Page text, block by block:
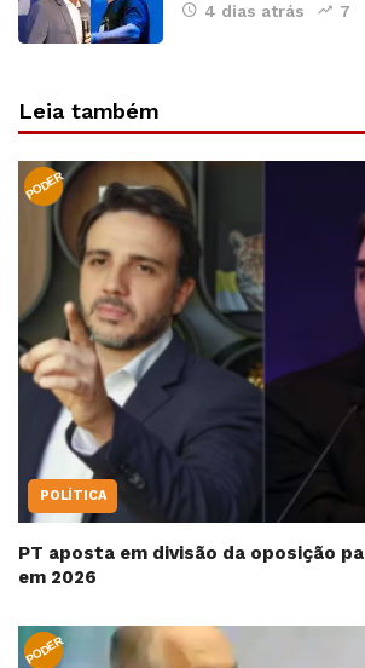
4 dias atrás 7
Leia também
PODER
POLÍTICA
PT aposta em divisão da oposição
em 2026
PODER